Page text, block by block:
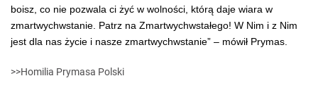
boisz, co nie pozwala ci żyć w wolności, którą daje wiara w
zmartwychwstanie. Patrz na Zmartwychwstałego! W Nim i z Nim
jest dla nas życie i nasze zmartwychwstanie” – mówił Prymas.
>>Homilia Prymasa Polski